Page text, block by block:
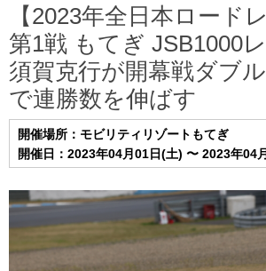
ポイントランキング
【2023年全日本ロード
第1戦 もてぎ JSB1000
須賀克行が開幕戦ダブ
で連勝数を伸ばす
開催場所：モビリティリゾートもてぎ
開催日：2023年04月01日(土) 〜 2023年04